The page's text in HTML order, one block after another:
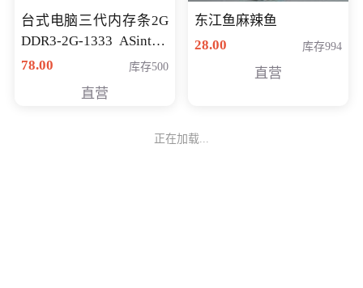
台式电脑三代内存条2G
DDR3-2G-1333 ASint昱
联品牌
78.00 库存500
直营
东江鱼麻辣鱼
28.00
库存994
直营
正在加载...